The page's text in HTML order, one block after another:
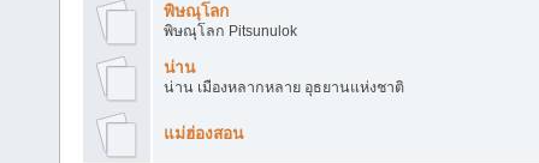
พิษณุโลก
พิษณุโลก Pitsunulok
น่าน
น่าน เมืองหลากหลาย อุธยานแห่งชาติ
แม่ฮ่องสอน